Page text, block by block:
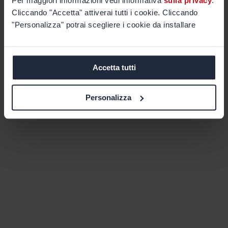
Cliccando "Accetta" attiverai tutti i cookie. Cliccando
"Personalizza" potrai scegliere i cookie da installare
Accetta tutti
Personalizza